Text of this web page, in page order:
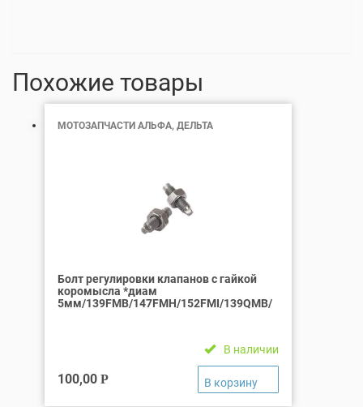
Похожие товары
МОТОЗАПЧАСТИ АЛЬФА, ДЕЛЬТА
Болт регулировки клапанов с гайкой
коромысла *диам
5мм/139FMB/147FMH/152FMI/139QMB/
В наличии
100,00 Р